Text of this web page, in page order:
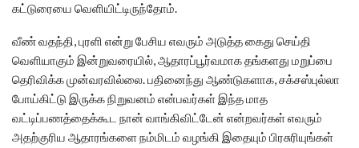
கட்டுரையை வெளியிட்டிருந்தோம்.
வீண் வதந்தி, புரளி என்று பேசிய எவரும் அடுத்த கைது செய்தி
வெளியாகும் இன்றுவரையில், ஆதாரப்பூர்வமாக தங்களது மறுப்பை
தெரிவிக்க முன்வரவில்லை. பதினைந்து ஆண்டுகளாக, சக்சஸ்புல்லா
போய்கிட்டு இருக்க நிறுவனம் என்பவர்கள் இந்த மாத
வட்டிப்பணத்தைக்கூட நான் வாங்கிவிட்டேன் என்றவர்கள் எவரும்
அதற்குரிய ஆதாரங்களை நம்மிடம் வழங்கி இதையும் பிரசுரியுங்கள்